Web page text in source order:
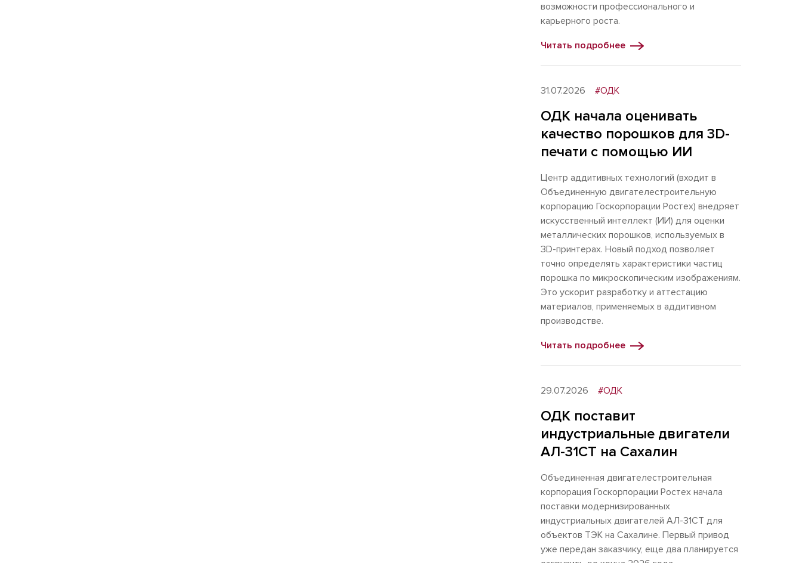
возможности профессионального и
карьерного роста.
Читать подробнее
31.07.2026 #ОДК
ОДК начала оценивать
качество порошков для 3D-
печати с помощью ИИ
Центр аддитивных технологий (входит в
Объединенную двигателестроительную
корпорацию Госкорпорации Ростех) внедряет
искусственный интеллект (ИИ) для оценки
металлических порошков, используемых в
3D-принтерах. Новый подход позволяет
точно определять характеристики частиц
порошка по микроскопическим изображениям.
Это ускорит разработку и аттестацию
материалов, применяемых в аддитивном
производстве.
Читать подробнее
29.07.2026 #ОДК
ОДК поставит
индустриальные двигатели
АЛ-31СТ на Сахалин
Объединенная двигателестроительная
корпорация Госкорпорации Ростех начала
поставки модернизированных
индустриальных двигателей АЛ-31СТ для
объектов ТЭК на Сахалине. Первый привод
уже передан заказчику, еще два планируется